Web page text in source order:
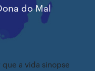
do Mal
a vida sinopse